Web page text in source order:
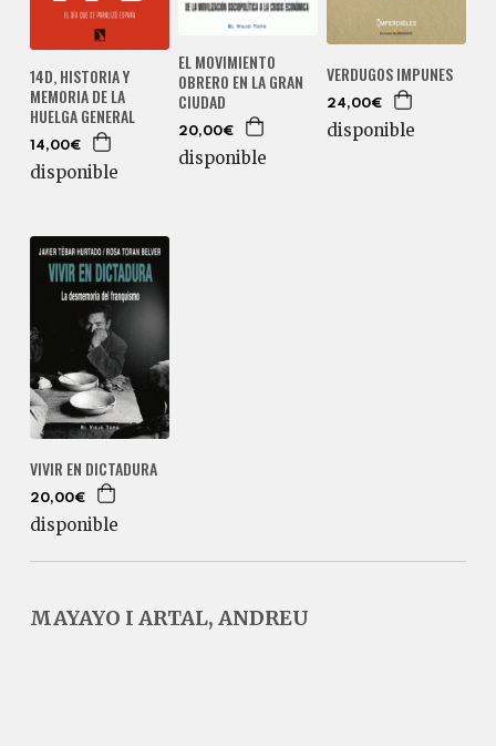
14D, HISTORIA Y
MEMORIA DE LA
HUELGA GENERAL
14,00€
disponible
EL MOVIMIENTO
OBRERO EN LA GRAN
CIUDAD
20,00€
disponible
VERDUGOS IMPUNES
24,00€
disponible
VIVIR EN DICTADURA
20,00€
disponible
MAYAYO I ARTAL, ANDREU